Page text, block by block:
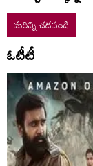
మరిన్ని చదవండి
ఓటీటీ